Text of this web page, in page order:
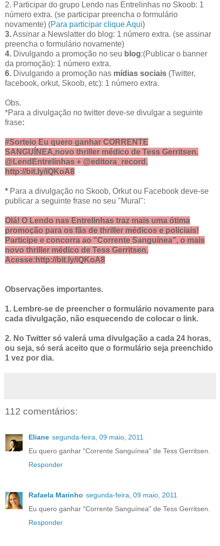
2. Participar do grupo Lendo nas Entrelinhas no Skoob: 1
número extra. (se participar preencha o formulário
novamente) (Para participar clique Aqui)
3.Assinar a Newslatter do blog: 1 número extra. (se assinar
preencha o formulário novamente)
4. Divulgando a promoção no seu blog:(Publicar o banner
da promoção): 1 número extra.
6. Divulgando a promoção nas mídias sociais (Twitter,
facebook, orkut, Skoob, etc): 1 número extra.
Obs.
*Para a divulgação no twitter deve-se divulgar a seguinte
frase:
#Sorteio Eu quero ganhar CORRENTE
SANGUÍNEA,novo thriller médico de Tess Gerritsen.
@LendEntrelinhas + @editora_record.
http://bit.ly/iQKoA8
* Para a divulgação no Skoob, Orkut ou Facebook deve-se
publicar a seguinte frase no seu "Mural":
Olá! O Lendo nas Entrelinhas traz mais uma ótima
promoção para os fãs de thriller médicos e policiais!
Participe e concorra ao "Corrente Sanguínea", o mais
novo thriller médico de Tess Gerritsen.
Acesse:http://bit.ly/iQKoA8
Observações importantes.
1. Lembre-se de preencher o formulário novamente para
cada divulgação, não esquecendo de colocar o link.
2. No Twitter só valerá uma divulgação a cada 24 horas,
ou seja, só será aceito que o formulário seja preenchido
1 vez por dia.
112 comentários:
Eliane segunda-feira, 09 maio, 2011
Eu quero ganhar "Corrente Sanguínea" de Tess Gerritsen.
Responder
Rafaela Marinho segunda-feira, 09 maio, 2011
Eu quero ganhar "Corrente Sanguínea" de Tess Gerritsen.
Responder